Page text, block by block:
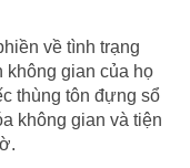
về tình trạng
không gian của họ
thùng tôn đựng sổ
không gian và tiện